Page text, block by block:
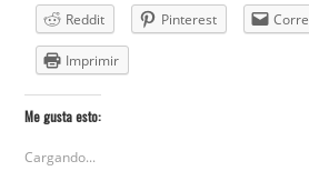
Reddit Pinterest
Imprimir
Me gusta esto:
Cargando...